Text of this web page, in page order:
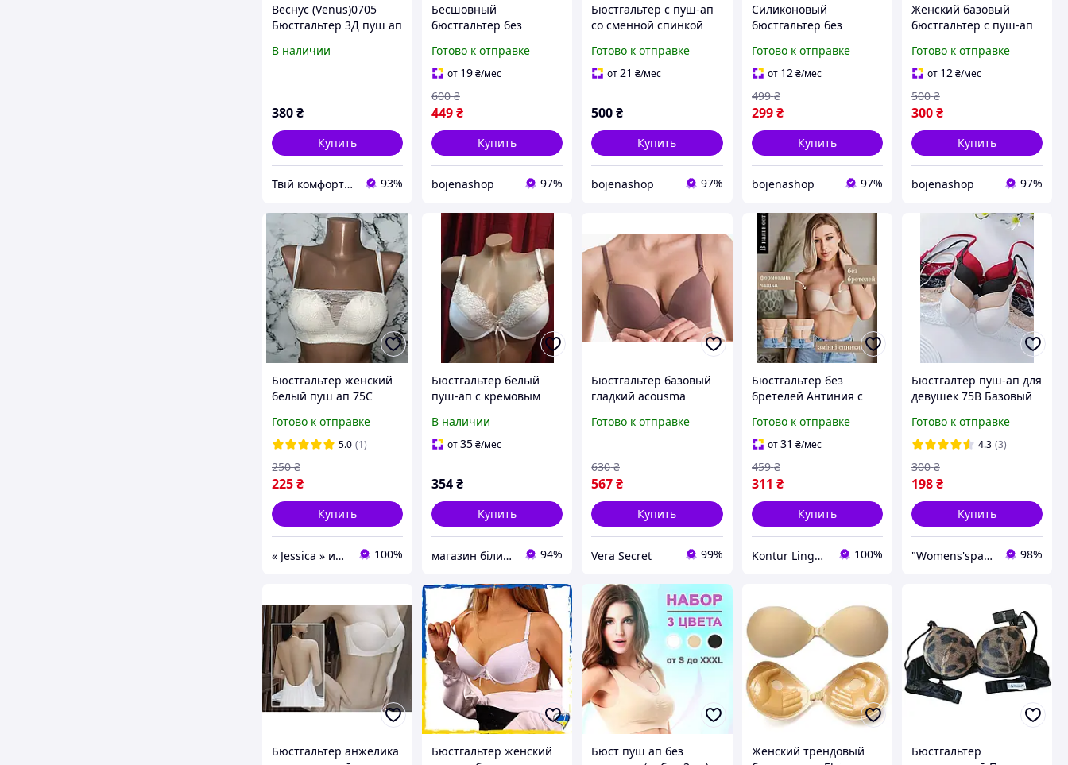
Веснус (Venus)0705
Бюстгальтер 3Д пуш ап
не дорого
В наличии
380₴
Купить
Твій комфорт Магазин якісного одягу для дому, сну та прогулянок за доступними цінами. 93%
Бесшовный
бюстгальтер без
эффектом на
регулируемых
бретелях,
формованный
невидимый женский
бюстгальтер
Готово к отправке
от 19₴/мес
449₴
600 ₴
Купить
bojenashop 97%
Бюстгальтер с пуш-ап
со сменной спинкой
невидимый
бюстгальтер под
Готово к отправке
от21 ₴/мес
500₴
Купить
bojenashop 97%
Силиконовый
бюстгальтер без
невидимый лиф на
клеевой основе, пуш-
ап эффект
Готово к отправке
от 12 ₴/мес
299 ₴
499 ₴
Купить
bojenashop 97%
Женский базовый
бюстгальтер с пуш-ап
чашка без косточек,
регулируемая спинка
Готово к отправке
от 12₴/мес
300₴
500 ₴
Купить
bojenashop 97%
Бюстгальтер женский
белый пуш ап 75С
Готово к отправке
5.0 (1)
225₴
250 ₴
Купить
« Jessica » интернет - магазин товаров для всех 100%
Бюстгальтер белый
пуш-ап с кремовым
В наличии
от35₴/мес
354₴
Купить
магазин білизни та купальників Чарівна пані 94%
Бюстгальтер базовый
гладкий acousma
мокко
Готово к отправке
567₴
630 ₴
Купить
Vera Secret 99%
Бюстгальтер без
бретелей Антиния с
спинкой
универсальный
женский бюстгальтер
для открытой спины,
Готово к отправке
от31 ₴/мес
311 ₴
459 ₴
Купить
Kontur Lingerie 100%
Бюстгалтер пуш-ап для
девушек 75B Базовый
Базовый бюстгалтер с
косточками
Готово к отправке
4.3 (3)
198₴
300 ₴
Купить
"Womens'space2024" — Девичье пространство: одежда и товары для дома 98%
Бюстгальтер анжелика
Бюстгальтер женский
Бюст пуш ап без
Женский трендовый
Бюстгальтер